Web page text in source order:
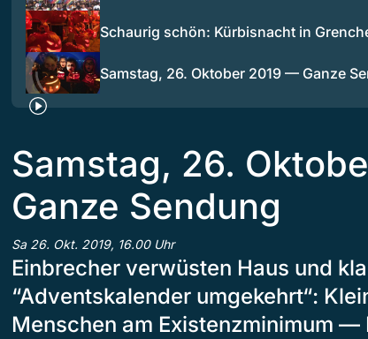
Schaurig schön: Kürbisnacht in
Samstag, 26. Oktober 2019 — Ganze
Samstag, 26.
Ganze Sendung
Sa 26. Okt. 2019, 16.00 Uhr
Einbrecher verwüsten Haus und
“Adventskalender umgekehrt“:
Menschen am Existenzminimum —